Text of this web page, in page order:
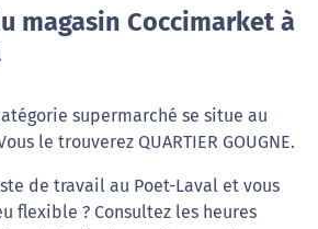
magasin Coccimarket à
supermarché se situe au
le trouverez QUARTIER GOUGNE.
de travail au Poet-Laval et vous
flexible ? Consultez les heures